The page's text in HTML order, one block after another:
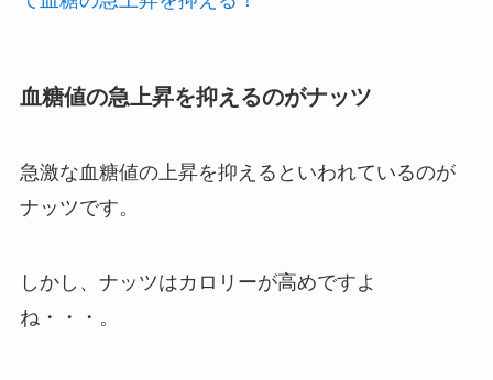
血糖値の急上昇を抑えるのがナッツ
急激な血糖値の上昇を抑えるといわれているのが
ナッツです。
しかし、ナッツはカロリーが高めですよ
ね・・・。